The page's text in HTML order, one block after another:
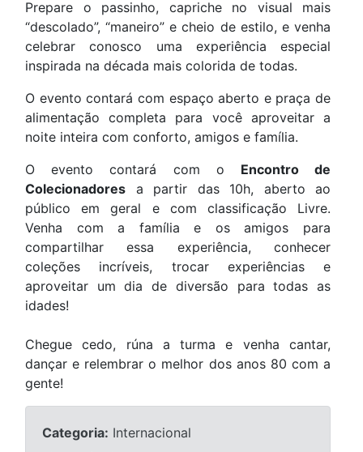
Prepare o passinho, capriche no visual mais
“descolado”, “maneiro” e cheio de estilo, e venha
celebrar conosco uma experiência especial
inspirada na década mais colorida de todas.
O evento contará com espaço aberto e praça de
alimentação completa para você aproveitar a
noite inteira com conforto, amigos e família.
O evento contará com o Encontro de
Colecionadores a partir das 10h, aberto ao
público em geral e com classificação Livre.
Venha com a família e os amigos para
compartilhar essa experiência, conhecer
coleções incríveis, trocar experiências e
aproveitar um dia de diversão para todas as
idades!
Chegue cedo, rúna a turma e venha cantar,
dançar e relembrar o melhor dos anos 80 com a
gente!
Categoria: Internacional